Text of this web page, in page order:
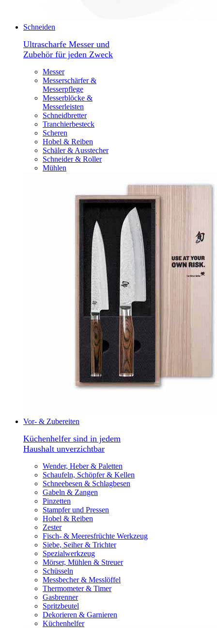
Schneiden
Ultrascharfe Messer und
Zubehör für jeden Zweck
Messer
Messerschärfer &
Messerpflege
Messerblöcke &
Messerleisten
Schneidbretter
Tranchierbesteck
Scheren
Hobel & Reiben
Schäler & Ausstecher
Schneider & Roller
Mühlen
Vor- & Zubereiten
Küchenhelfer sind in jedem
Haushalt unverzichtbar
Wender, Heber & Paletten
Schaufeln, Schöpfer & Kellen
Schneebesen & Schlagbesen
Gabeln & Zangen
Pinzetten
Stampfer und Pressen
Hobel & Reiben
Zester
Fisch- & Meeresfrüchte Werkzeug
Siebe, Seiher & Trichter
Spezialwerkzeug
Mörser, Mühlen & Streuer
Schüsseln
Messbecher & Messlöffel
Thermometer & Timer
Gasbrenner
Spritzbeutel
Dekorieren & Garnieren
Küchenhelfer